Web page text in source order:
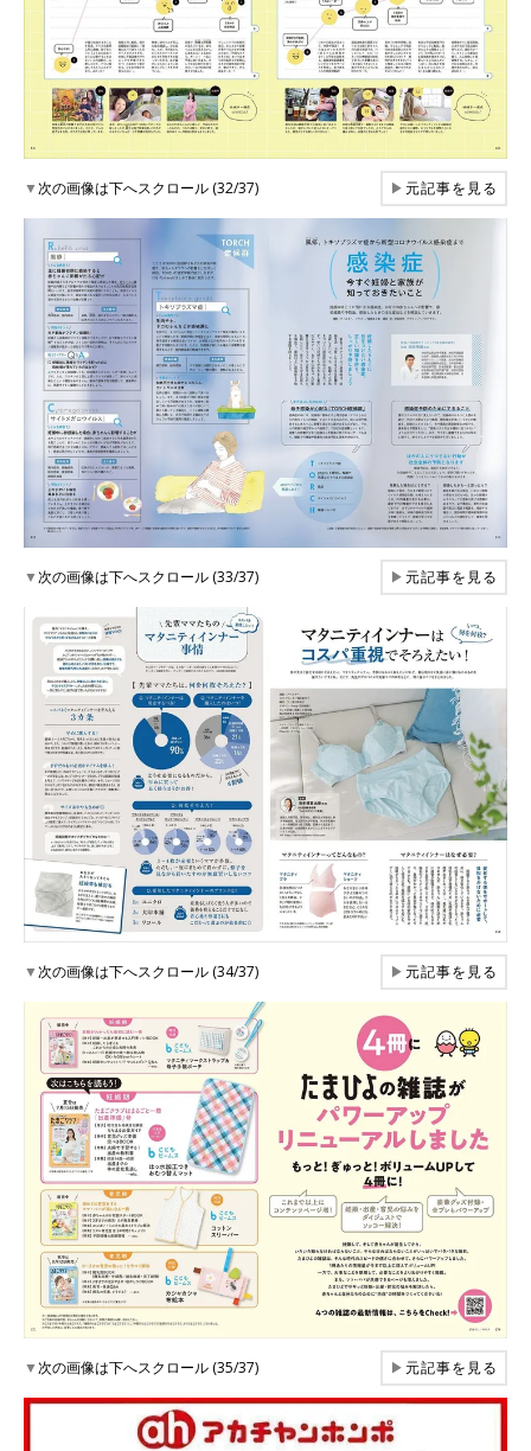
▼次の画像は下へスクロール (32/37) ▶元記事を見る
▼次の画像は下へスクロール (33/37) ▶元記事を見る
▼次の画像は下へスクロール (34/37) ▶元記事を見る
▼次の画像は下へスクロール (35/37) ▶元記事を見る